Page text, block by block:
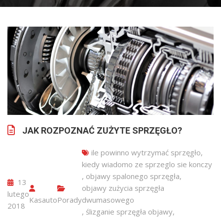
JAK ROZPOZNAĆ ZUŻYTE SPRZĘGŁO?
13
lutego
2018
KasautoPorady
ile powinno wytrzymać sprzęgło,
kiedy wiadomo ze sprzeglo sie konczy
, objawy spalonego sprzęgła,
objawy zużycia sprzęgła
dwumasowego
, ślizganie sprzęgła objawy,